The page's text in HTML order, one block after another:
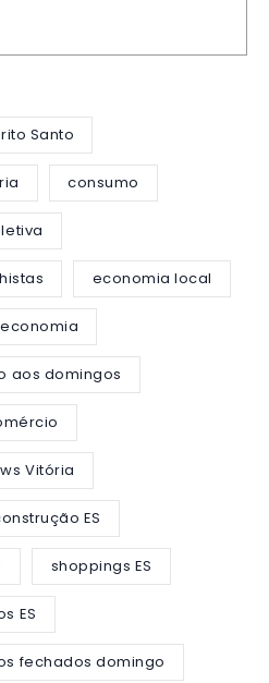
Santo
consumo
economia local
aos domingos
Vitória
ES
shoppings ES
ES
fechados domingo